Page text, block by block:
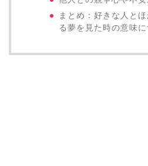
まとめ：好きな人と
る夢を見た時の意味に